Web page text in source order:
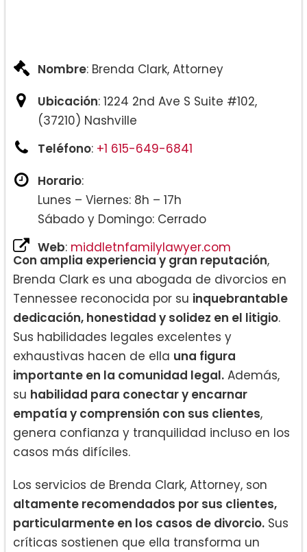
Nombre: Brenda Clark, Attorney
Ubicación: 1224 2nd Ave S Suite #102,
(37210) Nashville
Teléfono: +1 615-649-6841
Horario:
Lunes – Viernes: 8h – 17h
Sábado y Domingo: Cerrado
Web: middletnfamilylawyer.com
Con amplia experiencia y gran reputación,
Brenda Clark es una abogada de divorcios en
Tennessee reconocida por su inquebrantable
dedicación, honestidad y solidez en el litigio.
Sus habilidades legales excelentes y
exhaustivas hacen de ella una figura
importante en la comunidad legal. Además,
su habilidad para conectar y encarnar
empatía y comprensión con sus clientes,
genera confianza y tranquilidad incluso en los
casos más difíciles.
Los servicios de Brenda Clark, Attorney, son
altamente recomendados por sus clientes,
particularmente en los casos de divorcio. Sus
críticas sostienen que ella transforma un